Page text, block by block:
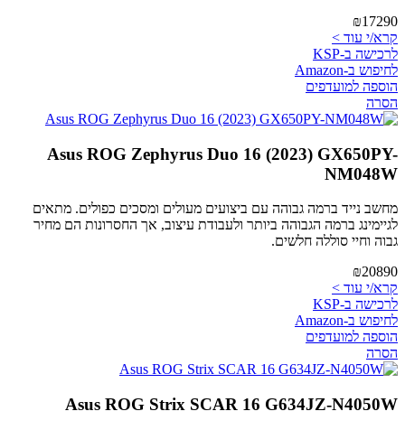
₪17290
קרא/י עוד >
לרכישה ב-KSP
לחיפוש ב-Amazon
הוספה למועדפים
הסרה
Asus ROG Zephyrus Duo 16 (2023) GX650PY-
NM048W
מחשב נייד ברמה גבוהה עם ביצועים מעולים ומסכים כפולים. מתאים
לגיימינג ברמה הגבוהה ביותר ולעבודת עיצוב, אך החסרונות הם מחיר
גבוה וחיי סוללה חלשים.
₪20890
קרא/י עוד >
לרכישה ב-KSP
לחיפוש ב-Amazon
הוספה למועדפים
הסרה
Asus ROG Strix SCAR 16 G634JZ-N4050W